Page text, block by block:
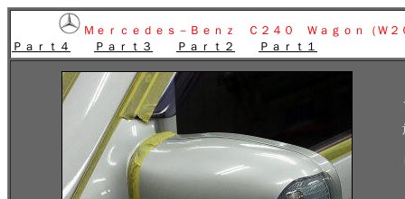
Ｍｅｒｃｅｄｅｓ－Ｂｅｎｚ Ｃ２４０ Ｗａｇｏｎ（Ｗ２
Ｐａｒｔ４
Ｐａｒｔ３ Ｐａｒｔ２ Ｐａｒｔ１